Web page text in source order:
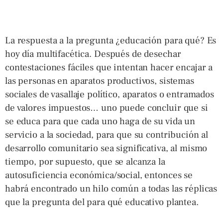
La respuesta a la pregunta ¿educación para qué? Es
hoy día multifacética. Después de desechar
contestaciones fáciles que intentan hacer encajar a
las personas en aparatos productivos, sistemas
sociales de vasallaje político, aparatos o entramados
de valores impuestos… uno puede concluir que si
se educa para que cada uno haga de su vida un
servicio a la sociedad, para que su contribución al
desarrollo comunitario sea significativa, al mismo
tiempo, por supuesto, que se alcanza la
autosuficiencia económica/social, entonces se
habrá encontrado un hilo común a todas las réplicas
que la pregunta del para qué educativo plantea.